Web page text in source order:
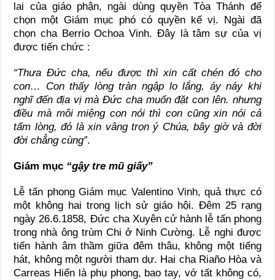
lai của giáo phận, ngài dùng quyền Tòa Thánh để
chọn một Giám mục phó có quyền kế vị. Ngài đã
chọn cha Berrio Ochoa Vinh. Đây là tâm sự của vị
được tiến chức :
“Thưa Đức cha, nếu được thì xin cất chén đó cho
con… Con thấy lòng tràn ngập lo lắng, áy náy khi
nghĩ đến địa vị mà Đức cha muốn đặt con lên. nhưng
điều mà môi miệng con nói thì con cũng xin nói cả
tấm lòng, đó là xin vâng trọn ý Chúa, bây giờ và đời
đời chẳng cùng”.
Giám mục “gậy tre mũ giấy”
Lễ tấn phong Giám mục Valentino Vinh, quả thực có
một không hai trong lịch sử giáo hội. Đêm 25 rạng
ngày 26.6.1858, Đức cha Xuyên cử hành lễ tấn phong
trong nhà ông trùm Chi ở Ninh Cường. Lễ nghi được
tiến hành âm thầm giữa đêm thâu, không một tiếng
hát, không một người tham dự. Hai cha Riaño Hòa và
Carreas Hiển là phụ phong, bao tay, vớ tất không có,